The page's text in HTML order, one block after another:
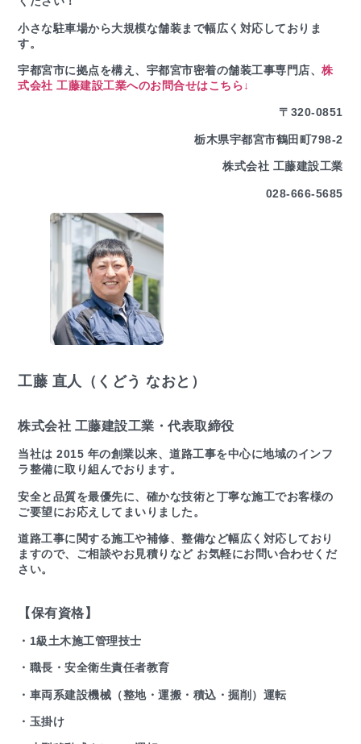
小さな駐車場から大規模な舗装まで幅広く対応しておりま
す。
宇都宮市に拠点を構え、宇都宮市密着の舗装工事専門店、株
式会社 工藤建設工業へのお問合せはこちら↓
〒320-0851
栃木県宇都宮市鶴田町798-2
株式会社 工藤建設工業
028-666-5685
工藤 直人（くどう なおと）
株式会社 工藤建設工業・代表取締役
当社は 2015 年の創業以来、道路工事を中心に地域のインフ
ラ整備に取り組んでおります。
安全と品質を最優先に、確かな技術と丁寧な施工でお客様の
ご要望にお応えしてまいりました。
道路工事に関する施工や補修、整備など幅広く対応しており
ますので、ご相談やお見積りなど お気軽にお問い合わせくだ
さい。
【保有資格】
・1級土木施工管理技士
・職長・安全衛生責任者教育
・車両系建設機械（整地・運搬・積込・掘削）運転
・玉掛け